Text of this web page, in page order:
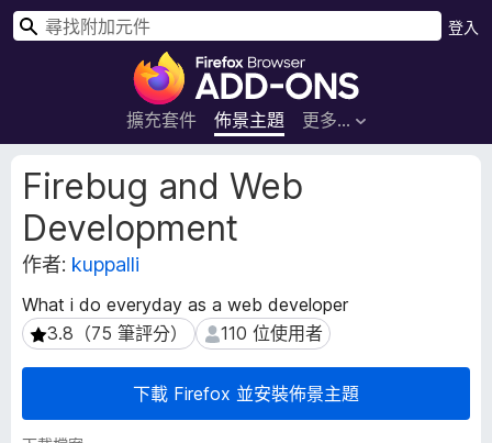
F
r
e
f
o
器
附
加
元
件
擴充套件 佈景主題 更多…
登入
搜
Firebug and Web
Development
作者: kuppalli
What i do everyday as a web developer
3.8（75 筆評分）
3.8（75 筆評分） 110 位使用者
110 位使用者
下載 Firefox 並安裝佈景主題
擴
充
套
件
後
資
料